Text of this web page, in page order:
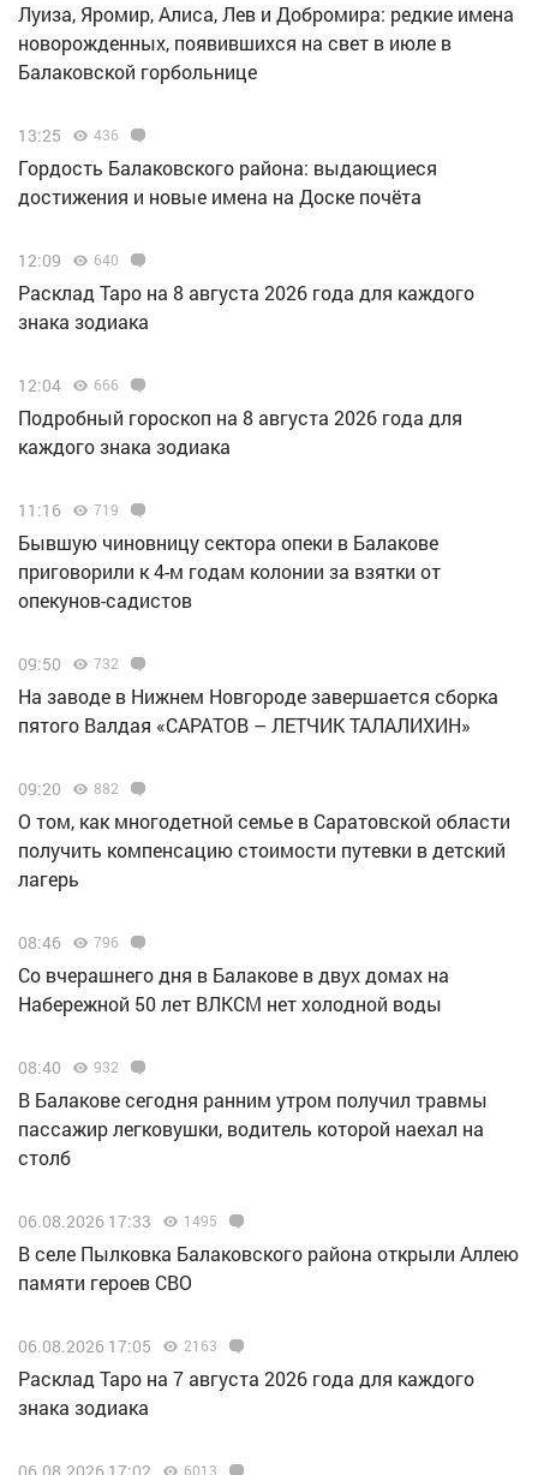
Луиза, Яромир, Алиса, Лев и Добромира: редкие имена
новорожденных, появившихся на свет в июле в
Балаковской горбольнице
13:25 436
Гордость Балаковского района: выдающиеся
достижения и новые имена на Доске почёта
12:09 640
Расклад Таро на 8 августа 2026 года для каждого
знака зодиака
12:04 666
Подробный гороскоп на 8 августа 2026 года для
каждого знака зодиака
11:16 719
Бывшую чиновницу сектора опеки в Балакове
приговорили к 4-м годам колонии за взятки от
опекунов-садистов
09:50 732
Н️а заводе в Нижнем Новгороде завершается сборка
пятого Валдая «САРАТОВ – ЛЕТЧИК ТАЛАЛИХИН»
09:20 882
О том, как многодетной семье в Саратовской области
получить компенсацию стоимости путевки в детский
лагерь
08:46 796
Со вчерашнего дня в Балакове в двух домах на
Набережной 50 лет ВЛКСМ нет холодной воды
08:40 932
В Балакове сегодня ранним утром получил травмы
пассажир легковушки, водитель которой наехал на
столб
06.08.2026 17:33 1495
В селе Пылковка Балаковского района открыли Аллею
памяти героев СВО
06.08.2026 17:05 2163
Расклад Таро на 7 августа 2026 года для каждого
знака зодиака
6013